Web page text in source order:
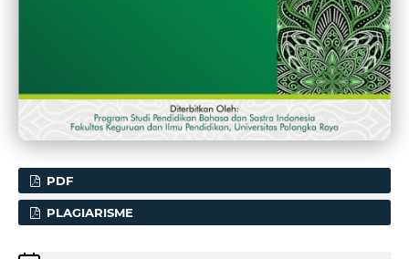
PDF
PLAGIARISME